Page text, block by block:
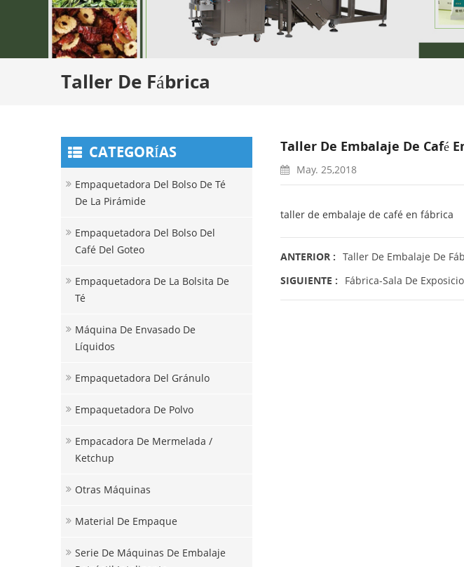
Taller De Fábrica
CATEGORÍAS
Empaquetadora Del Bolso De Té
De La Pirámide
Empaquetadora Del Bolso Del
Café Del Goteo
Empaquetadora De La Bolsita De
Té
Máquina De Envasado De
Líquidos
Empaquetadora Del Gránulo
Empaquetadora De Polvo
Empacadora De Mermelada /
Ketchup
Otras Máquinas
Material De Empaque
Serie De Máquinas De Embalaje
Taller De Embalaje De Café
May. 25,2018
taller de embalaje de café en fábrica
ANTERIOR : Taller De Embalaje De
SIGUIENTE :
Fábrica-Sala De